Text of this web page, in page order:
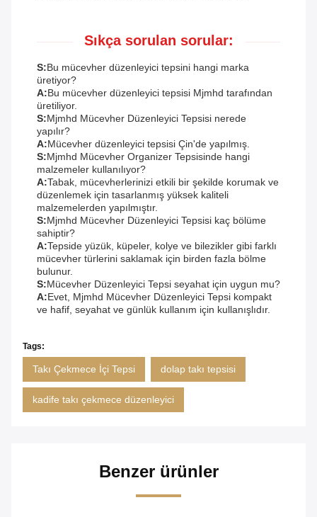
Sıkça sorulan sorular:
S:Bu mücevher düzenleyici tepsini hangi marka
üretiyor?
A:Bu mücevher düzenleyici tepsisi Mjmhd tarafından
üretiliyor.
S:Mjmhd Mücevher Düzenleyici Tepsisi nerede
yapılır?
A:Mücevher düzenleyici tepsisi Çin'de yapılmış.
S:Mjmhd Mücevher Organizer Tepsisinde hangi
malzemeler kullanılıyor?
A:Tabak, mücevherlerinizi etkili bir şekilde korumak ve
düzenlemek için tasarlanmış yüksek kaliteli
malzemelerden yapılmıştır.
S:Mjmhd Mücevher Düzenleyici Tepsisi kaç bölüme
sahiptir?
A:Tepside yüzük, küpeler, kolye ve bilezikler gibi farklı
mücevher türlerini saklamak için birden fazla bölme
bulunur.
S:Mücevher Düzenleyici Tepsi seyahat için uygun mu?
A:Evet, Mjmhd Mücevher Düzenleyici Tepsi kompakt
ve hafif, seyahat ve günlük kullanım için kullanışlıdır.
Tags:
Takı Çekmece İçi Tepsi dolap takı tepsisi
kadife takı çekmece düzenleyici
Benzer ürünler